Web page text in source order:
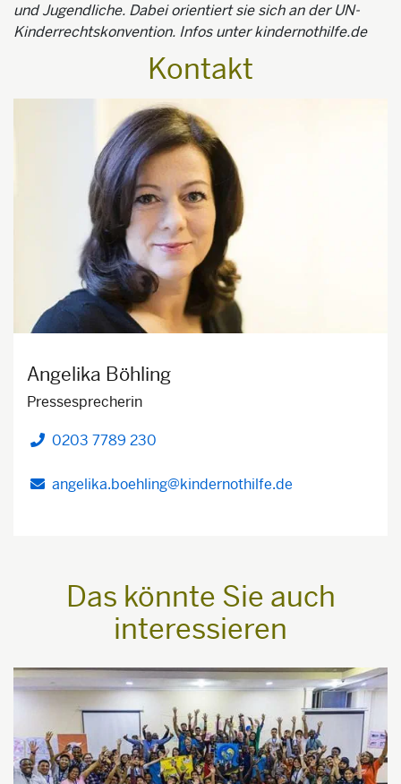
und Jugendliche. Dabei orientiert sie sich an der UN-
Kinderrechtskonvention. Infos unter kindernothilfe.de
Kontakt
Angelika Böhling
Pressesprecherin
Telefon
0203 7789 230
angelika.boehling@kindernothilfe.de
Das könnte Sie auch
interessieren